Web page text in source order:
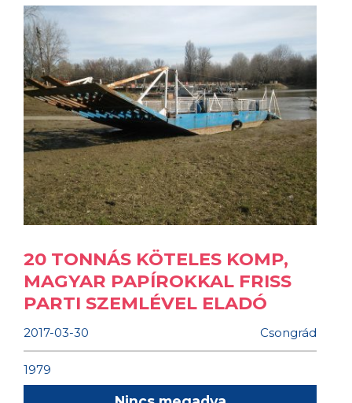
20 TONNÁS KÖTELES KOMP,
MAGYAR PAPÍROKKAL FRISS
PARTI SZEMLÉVEL ELADÓ
2017-03-30 Csongrád
1979